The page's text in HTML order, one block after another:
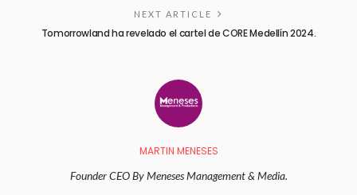
NEXT ARTICLE
Tomorrowland ha revelado el cartel de CORE Medellín 2024.
MARTIN MENESES
Founder CEO By Meneses Management & Media.